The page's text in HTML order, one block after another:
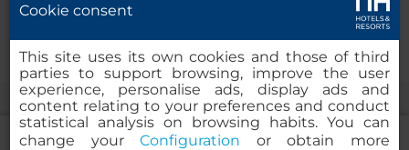
Cookie consent
This site uses its own cookies and those of third
parties to support browsing, improve the user
experience, personalise ads, display ads and
content relating to your preferences and conduct
statistical analysis on browsing habits. You can
change yourConfiguration or obtain more